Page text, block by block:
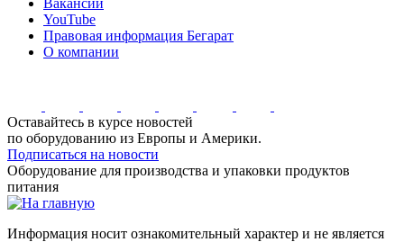
YouTube
Правовая информация Бегарат
О компании
Оставайтесь в курсе новостей
по оборудованию из Европы и Америки.
Подписаться на новости
Оборудование для производства и упаковки продуктов
питания
Информация носит ознакомительный характер и не является